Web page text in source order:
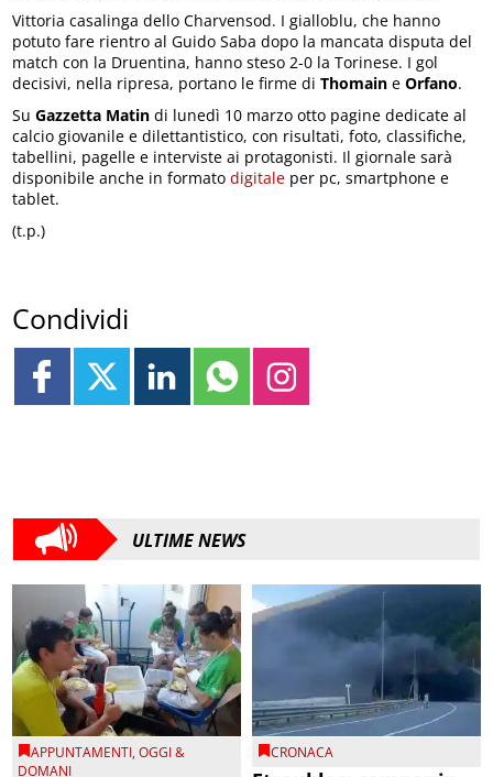
Vittoria casalinga dello Charvensod. I gialloblu, che hanno
potuto fare rientro al Guido Saba dopo la mancata disputa del
match con la Druentina, hanno steso 2-0 la Torinese. I gol
decisivi, nella ripresa, portano le firme diThomain eOrfano.
SuGazzetta Matin di lunedì 10 marzo otto pagine dedicate al
calcio giovanile e dilettantistico, con risultati, foto, classifiche,
tabellini, pagelle e interviste ai protagonisti. Il giornale sarà
disponibile anche in formatodigitale per pc, smartphone e
tablet.
(t.p.)
Condividi
ULTIME NEWS
APPUNTAMENTI,OGGI &
DOMANI
CRONACA